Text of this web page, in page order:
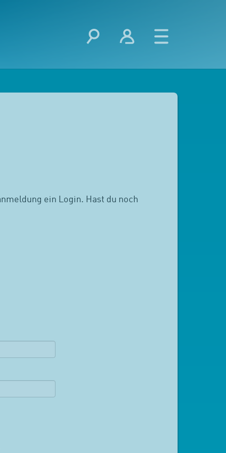
ein Login. Hast du noch